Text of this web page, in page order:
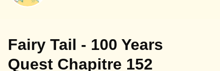
Fairy Tail - 100 Years
Quest Chapitre 152